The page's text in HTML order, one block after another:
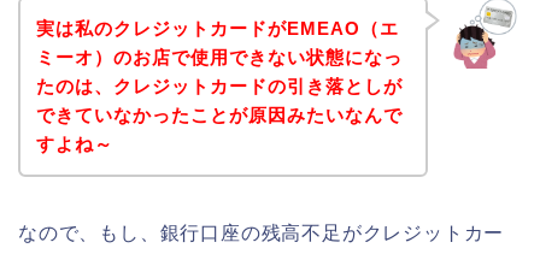
実は私のクレジットカードがEMEAO（エ
ミーオ）のお店で使用できない状態になっ
たのは、クレジットカードの引き落としが
できていなかったことが原因みたいなんで
すよね～
なので、もし、銀行口座の残高不足がクレジットカー